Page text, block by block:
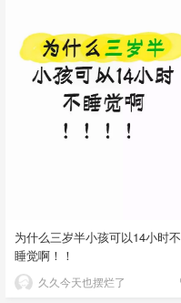
为什么三岁半小孩可以14小时不
睡觉啊！！
久久今天也摆烂了